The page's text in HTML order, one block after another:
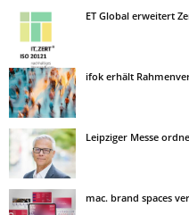
ET Global erweitert
ifok erhält
Leipziger Messe
mac. brand spaces